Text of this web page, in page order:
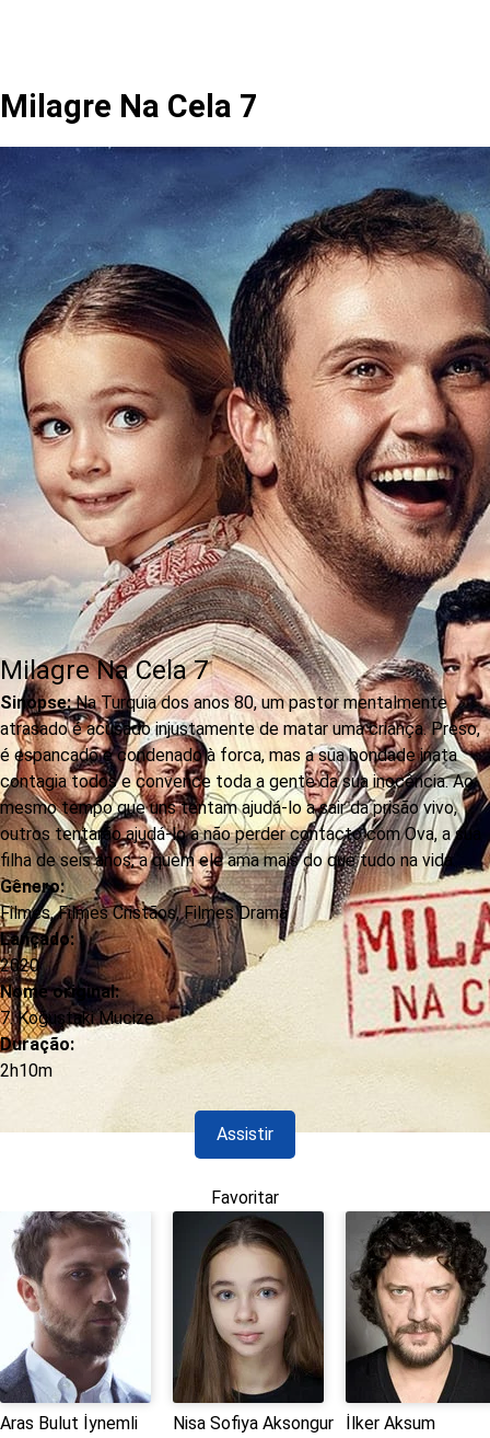
Milagre Na Cela 7
Milagre Na Cela 7
Sinopse:Na Turquia dos anos 80, um pastor mentalmente
atrasado é acusado injustamente de matar uma criança. Preso,
é espancado e condenado à forca, mas a sua bondade inata
contagia todos e convence toda a gente da sua inocência. Ao
mesmo tempo que uns tentam ajudá-lo a sair da prisão vivo,
outros tentarão ajudá-lo a não perder contacto com Ova, a sua
filha de seis anos, a quem ele ama mais do que tudo na vida.
Gênero:
Filmes,Filmes Cristãos,Filmes Drama
Lançado:
2020
Nome original:
7. Koğuştaki Mucize
Duração:
2h10m
Assistir
Favoritar
Aras Bulut İynemli
Nisa Sofiya Aksongur
İlker Aksum